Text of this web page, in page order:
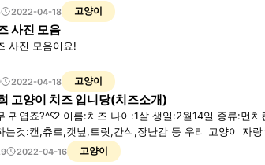
2022-04-18 고양이
사진 모음
사진 모음이요!
2022-04-18 고양이
고양이 치즈 입니당(치즈소개)
귀엽죠?^♡ 이름:치즈 나이:1살 생일:2월14일 종류:먼
는것:캔,츄르,캣닢,트릿,간식,장난감 등 우리 고양이 자랑
2022-04-16 고양이